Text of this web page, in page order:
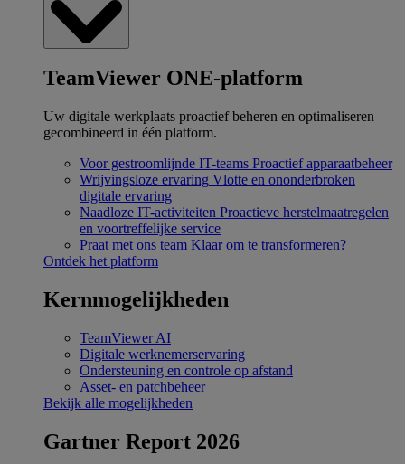
TeamViewer ONE-platform
Uw digitale werkplaats proactief beheren en optimaliseren
gecombineerd in één platform.
Voor gestroomlijnde IT-teams Proactief apparaatbeheer
Wrijvingsloze ervaring Vlotte en ononderbroken
digitale ervaring
Naadloze IT-activiteiten Proactieve herstelmaatregelen
en voortreffelijke service
Praat met ons team Klaar om te transformeren?
Ontdek het platform
Kernmogelijkheden
TeamViewer AI
Digitale werknemerservaring
Ondersteuning en controle op afstand
Asset- en patchbeheer
Bekijk alle mogelijkheden
Gartner Report 2026